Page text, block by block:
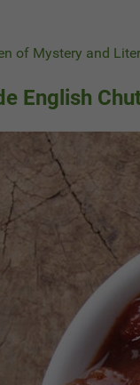
of Mystery and
English